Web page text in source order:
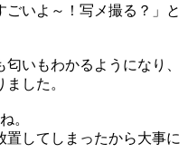
ごいよ～！写メ撮る？」と
いもわかるようになり、
した。
。
置してしまったから大事に